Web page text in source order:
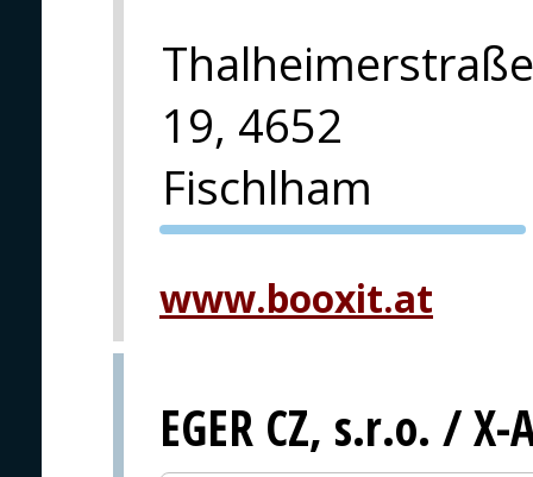
Thalheimerstraße
19, 4652
Fischlham
PVA EXPO
www.booxit.at
EGER CZ, s.r.o. /